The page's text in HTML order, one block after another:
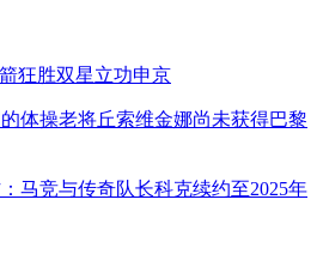
狂胜双星立功申京
体操老将丘索维金娜尚未获得巴黎
马竞与传奇队长科克续约至2025年